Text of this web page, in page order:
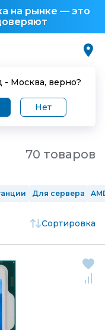
на рынке — это
- Москва, верно?
Нет
ноутбуков
70 товаров
Для сервера
Сортировка